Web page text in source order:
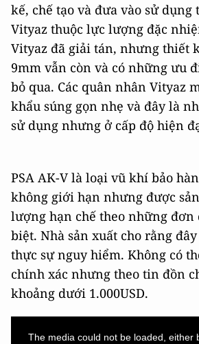
kế, chế tạo và đưa vào sử dụng
Vityaz thuộc lực lượng đặc
Vityaz đã giải tán, nhưng thiết
9mm vẫn còn và có những ưu
bỏ qua. Các quân nhân Vityaz
khẩu súng gọn nhẹ và đây là
sử dụng nhưng ở cấp độ hiện
PSA AK-V là loại vũ khí bảo
không giới hạn nhưng được
lượng hạn chế theo những đơn
biệt. Nhà sản xuất cho rằng
thực sự nguy hiểm. Không có
chính xác nhưng theo tin đồn
khoảng dưới 1.000USD.
The media could not be loaded, either